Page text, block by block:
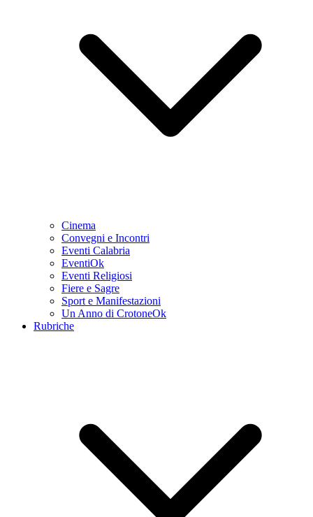
Cinema
Convegni e Incontri
Eventi Calabria
EventiOk
Eventi Religiosi
Fiere e Sagre
Sport e Manifestazioni
Un Anno di CrotoneOk
Rubriche